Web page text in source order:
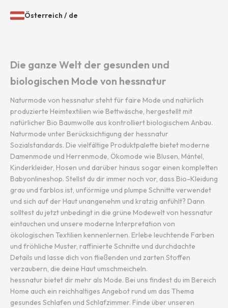
VISA
Öffnen
Sprachauswahl
Gewähltes
Österreich / de
Die ganze Welt der gesunden und
biologischen Mode von hessnatur
Naturmode von hessnatur steht für faire Mode und natürlich
produzierte Heimtextilien wie Bettwäsche, hergestellt mit
natürlicher Bio Baumwolle aus kontrolliert biologischem Anbau.
Naturmode unter Berücksichtigung der hessnatur
Sozialstandards. Die vielfältige Produktpalette bietet moderne
Damenmode und Herrenmode, Ökomode wie Blusen, Mäntel,
Kinderkleider, Hosen und darüber hinaus sogar einen kompletten
Babyonlineshop. Stellst du dir immer noch vor, dass Bio-Kleidung
grau und farblos ist, unförmige und plumpe Schnitte verwendet
und sich auf der Haut unangenehm und kratzig anfühlt? Dann
solltest du jetzt unbedingt in die grüne Modewelt von hessnatur
eintauchen und unsere moderne Interpretation von
ökologischen Textilien kennenlernen. Erlebe leuchtende Farben
und fröhliche Muster, raffinierte Schnitte und durchdachte
Details und lasse dich von fließenden und zarten Stoffen
verzaubern, die deine Haut umschmeicheln.
hessnatur bietet dir mehr als Mode. Bei uns findest du im Bereich
Home auch ein reichhaltiges Angebot rund um das Thema
gesundes Schlafen und Schlafzimmer. Finde über unseren